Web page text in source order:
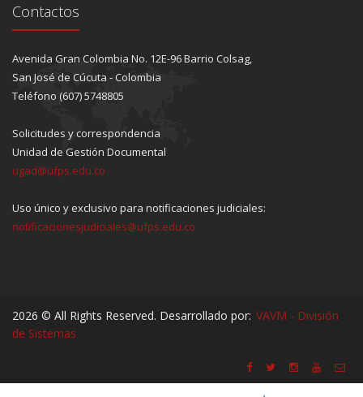
Contactos
Avenida Gran Colombia No. 12E-96 Barrio Colsag,
San José de Cúcuta - Colombia
Teléfono (607) 5748805
Solicitudes y correspondencia
Unidad de Gestión Documental
ugad@ufps.edu.co
Uso único y exclusivo para notificaciones judiciales:
notificacionesjudiciales@ufps.edu.co
2026 © All Rights Reserved. Desarrollado por: VAVM - División
de Sistemas